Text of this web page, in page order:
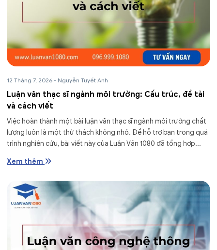
12 Tháng 7, 2026 - Nguyễn Tuyết Anh
Luận văn thạc sĩ ngành môi trường: Cấu trúc, đề tài
và cách viết
Việc hoàn thành một bài luận văn thạc sĩ ngành môi trường chất
lượng luôn là một thử thách không nhỏ. Để hỗ trợ bạn trong quá
trình nghiên cứu, bài viết này của Luận Văn 1080 đã tổng hợp...
Xem thêm